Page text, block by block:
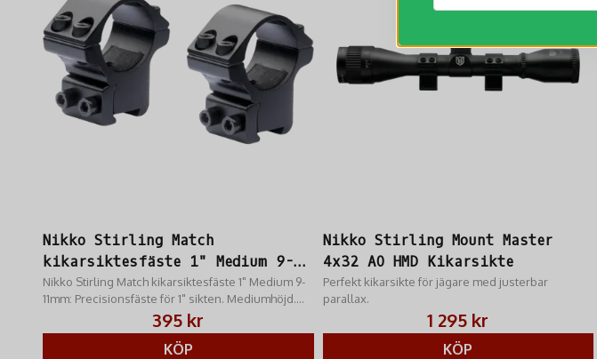
Nikko Stirling Match
kikarsiktesfäste 1" Medium 9-
11mm
Nikko Stirling Match kikarsiktesfäste 1" Medium 9-
11mm: Precisionsfäste för 1" sikten. Mediumhöjd.
Passar 9-11mm dovetail/laxspårsbaser. Hög
stabilite
395 kr
KÖP
Nikko Stirling Mount Master
4x32 AO HMD Kikarsikte
Perfekt kikarsikte för jägare med justerbar
parallax.
1 295 kr
KÖP